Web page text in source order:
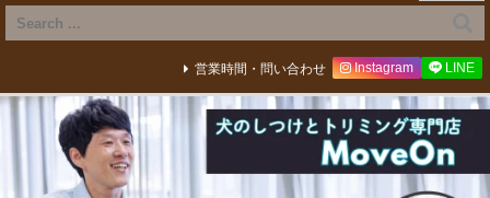
営業時間・問い合わせ Instagram LINE